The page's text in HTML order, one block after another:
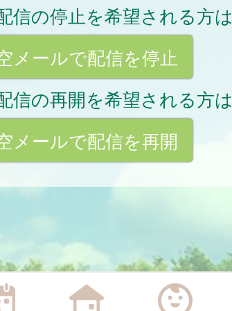
信の停止を希望される方は
メールで配信を停止
信の再開を希望される方は
メールで配信を再開